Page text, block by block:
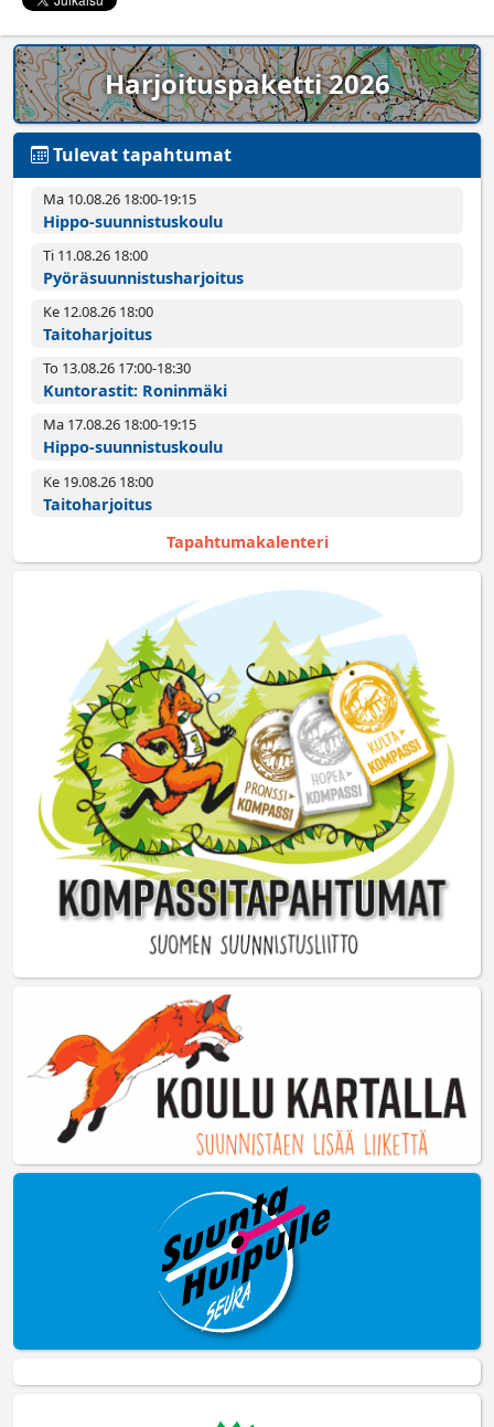
Harjoituspaketti 2026
Tulevat tapahtumat
Ma 10.08.26 18:00­-19:15
Hippo-suunnistuskoulu
Ti 11.08.26 18:00­
Pyörä­suunnistus­harjoitus
Ke 12.08.26 18:00­
Taitoharjoitus
To 13.08.26 17:00­-18:30
Kuntorastit: Roninmäki
Ma 17.08.26 18:00­-19:15
Hippo-suunnistuskoulu
Ke 19.08.26 18:00­
Taitoharjoitus
Tapahtumakalenteri